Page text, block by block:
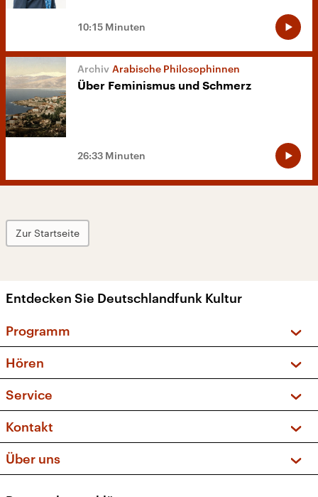
10:15 Minuten
Arabische Philosophinnen
Über Feminismus und Schmerz
26:33 Minuten
Zur Startseite
Entdecken Sie Deutschlandfunk Kultur
Programm
Sendungen und Podcasts
Musikliste
Kakadu – Das Kinderprogramm
Hören
Frequenzen (UKW + DAB+)
Service
FAQ
Apps
Newsletter
Kontakt
Social Media
Über uns